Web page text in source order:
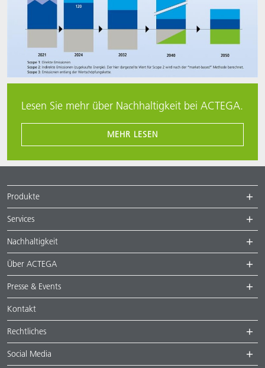
Lesen Sie mehr über Nachhaltigkeit bei ACTEGA.
MEHR LESEN
Produkte
Services
Nachhaltigkeit
Über ACTEGA
Presse & Events
Kontakt
Rechtliches
Social Media